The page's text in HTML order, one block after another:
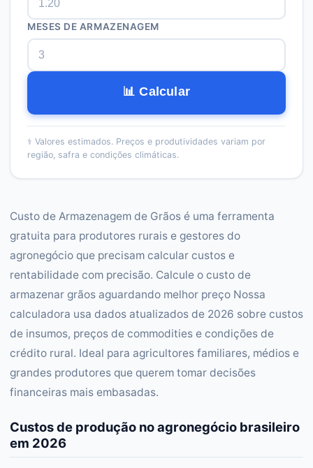
MESES DE ARMAZENAGEM
📊 Calcular
⚕️ Valores estimados. Preços e produtividades variam por
região, safra e condições climáticas.
Custo de Armazenagem de Grãos é uma ferramenta
gratuita para produtores rurais e gestores do
agronegócio que precisam calcular custos e
rentabilidade com precisão. Calcule o custo de
armazenar grãos aguardando melhor preço Nossa
calculadora usa dados atualizados de 2026 sobre custos
de insumos, preços de commodities e condições de
crédito rural. Ideal para agricultores familiares, médios e
grandes produtores que querem tomar decisões
financeiras mais embasadas.
Custos de produção no agronegócio brasileiro
em 2026